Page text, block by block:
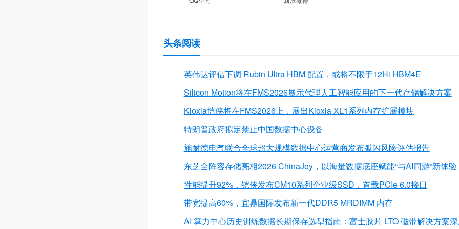
头条阅读
英伟达评估下调 Rubin Ultra HBM 配置，或将不限于12Hi HBM4E
Silicon Motion将在FMS2026展示代理人工智能应用的下一代存储解决方案
Kioxia恺侠将在FMS2026上，展出Kioxia XL1系列内存扩展模块
特朗普政府拟定禁止中国数据中心设备
施耐德电气联合全球超大规模数据中心运营商发布弧闪风险评估报告
东芝全阵容存储亮相2026 ChinaJoy，以海量数据底座赋能“与AI同游”新体验
性能提升92%，铠侠发布CM10系列企业级SSD，首载PCIe 6.0接口
带宽提高60%，宜鼎国际发布新一代DDR5 MRDIMM 内存
AI 算力中心历史训练数据长期保存选型指南：富士胶片 LTO 磁带解决方案